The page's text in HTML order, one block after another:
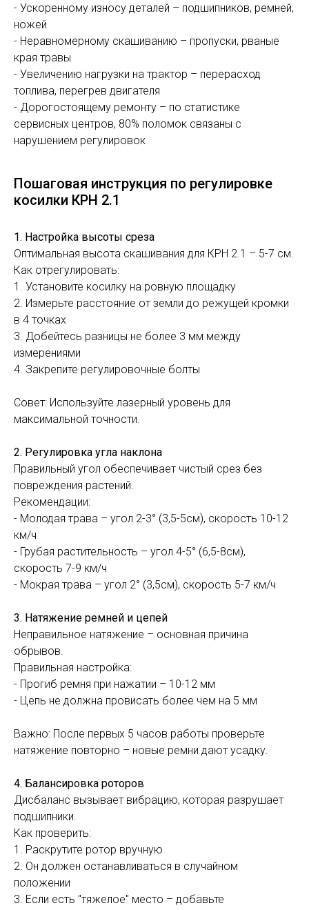
- Ускоренному износу деталей – подшипников, ремней,
ножей
- Неравномерному скашиванию – пропуски, рваные
края травы
- Увеличению нагрузки на трактор – перерасход
топлива, перегрев двигателя
- Дорогостоящему ремонту – по статистике
сервисных центров, 80% поломок связаны с
нарушением регулировок
Пошаговая инструкция по регулировке
косилки КРН 2.1
1. Настройка высоты среза
Оптимальная высота скашивания для КРН 2.1 – 5-7 см.
Как отрегулировать:
1. Установите косилку на ровную площадку
2. Измерьте расстояние от земли до режущей кромки
в 4 точках
3. Добейтесь разницы не более 3 мм между
измерениями
4. Закрепите регулировочные болты
Совет: Используйте лазерный уровень для
максимальной точности.
2. Регулировка угла наклона
Правильный угол обеспечивает чистый срез без
повреждения растений.
Рекомендации:
- Молодая трава – угол 2-3° (3,5-5см), скорость 10-12
км/ч
- Грубая растительность – угол 4-5° (6,5-8см),
скорость 7-9 км/ч
- Мокрая трава – угол 2° (3,5см), скорость 5-7 км/ч
3. Натяжение ремней и цепей
Неправильное натяжение – основная причина
обрывов.
Правильная настройка:
- Прогиб ремня при нажатии – 10-12 мм
- Цепь не должна провисать более чем на 5 мм
Важно: После первых 5 часов работы проверьте
натяжение повторно – новые ремни дают усадку.
4. Балансировка роторов
Дисбаланс вызывает вибрацию, которая разрушает
подшипники.
Как проверить:
1. Раскрутите ротор вручную
2. Он должен останавливаться в случайном
положении
3. Если есть "тяжелое" место – добавьте